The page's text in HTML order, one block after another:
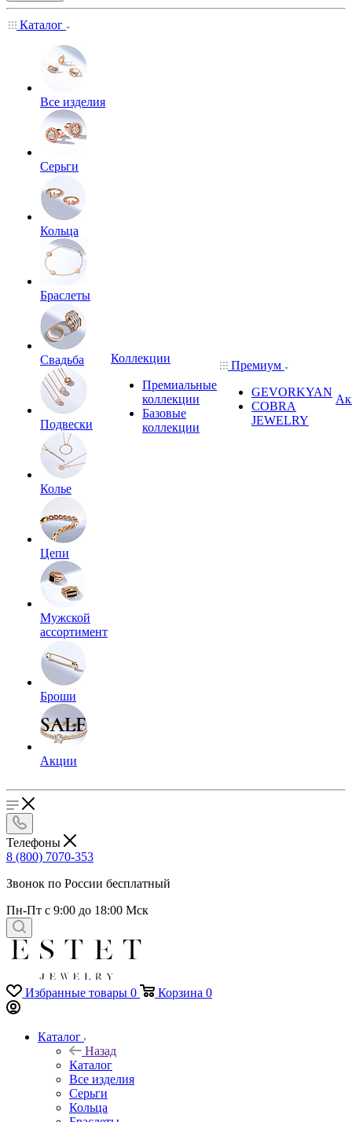
Каталог
Все изделия
Серьги
Кольца
Браслеты
Свадьба
Подвески
Колье
Цепи
Мужской
ассортимент
Броши
Акции
Коллекции
Премиальные
коллекции
Базовые
коллекции
Премиум
GEVORKYAN
COBRA
JEWELRY
Телефоны
8 (800) 7070-353
Звонок по России бесплатный
Пн-Пт с 9:00 до 18:00 Мск
Избранные товары 0 Корзина 0
Каталог
Назад
Каталог
Все изделия
Серьги
Кольца